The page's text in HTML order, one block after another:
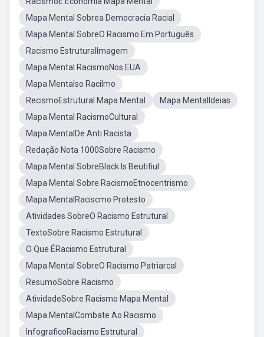
Mapa Mental Sobrea Democracia Racial
Mapa Mental SobreO Racismo Em Português
Racismo EstruturalImagem
Mapa Mental RacismoNos EUA
Mapa Mentalso Racilmo
RecismoEstrutural Mapa Mental
Mapa MentalIdeias
Mapa Mental RacismoCultural
Mapa MentalDe Anti Racista
Redação Nota 1000Sobre Racismo
Mapa Mental SobreBlack Is Beutifiul
Mapa Mental Sobre RacismoEtnocentrismo
Mapa MentalRaciscmo Protesto
Atividades SobreO Racismo Estrutural
TextoSobre Racismo Estrutural
O Que ÉRacismo Estrutural
Mapa Mental SobreO Racismo Patriarcal
ResumoSobre Racismo
AtividadeSobre Racismo Mapa Mental
Mapa MentalCombate Ao Racismo
InfograficoRacismo Estrutural